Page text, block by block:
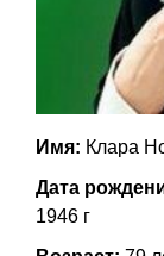
Имя: Клара
Дата
1946 г